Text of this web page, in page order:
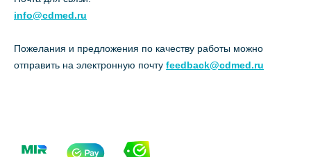
info@cdmed.ru
Пожелания и предложения по качеству работы можно
отправить на электронную почту feedback@cdmed.ru